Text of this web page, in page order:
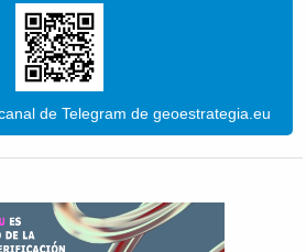
de Telegram de geoestrategia.eu